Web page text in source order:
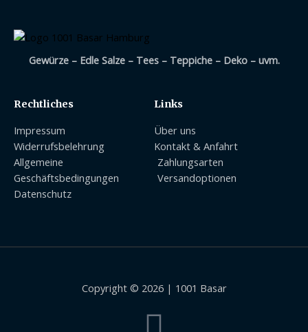
Gewürze – Edle Salze – Tees – Teppiche – Deko – uvm.
Rechtliches
Impressum
Widerrufsbelehrung
Allgemeine
Geschäftsbedingungen
Datenschutz
Links
Über uns
Kontakt & Anfahrt
Zahlungsarten
Versandoptionen
Copyright © 2026 | 1001 Basar